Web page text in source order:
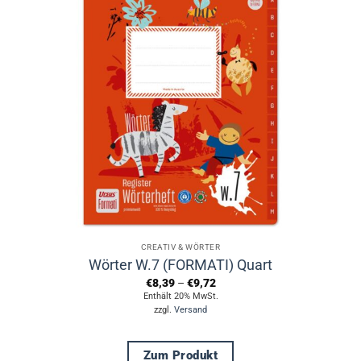
mehrere
Varianten
Optionen
können
auf
der
Produktseite
gewählt
werden
CREATIV & WÖRTER
Wörter W.7 (FORMATI) Quart
€8,39 – €9,72Preisspanne:
€8,39
bis
Enthält 20% MwSt.
zzgl. Versand
Zum Produkt